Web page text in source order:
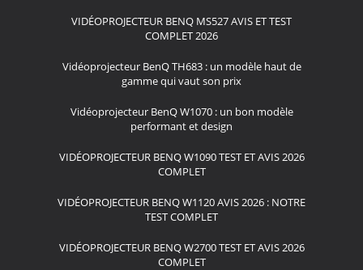
VIDÉOPROJECTEUR BENQ MS527 AVIS ET TEST
COMPLET 2026
Vidéoprojecteur BenQ TH683 : un modèle haut de
gamme qui vaut son prix
Vidéoprojecteur BenQ W1070 : un bon modèle
performant et design
VIDÉOPROJECTEUR BENQ W1090 TEST ET AVIS 2026
COMPLET
VIDÉOPROJECTEUR BENQ W1120 AVIS 2026 : NOTRE
TEST COMPLET
VIDÉOPROJECTEUR BENQ W2700 TEST ET AVIS 2026
COMPLET